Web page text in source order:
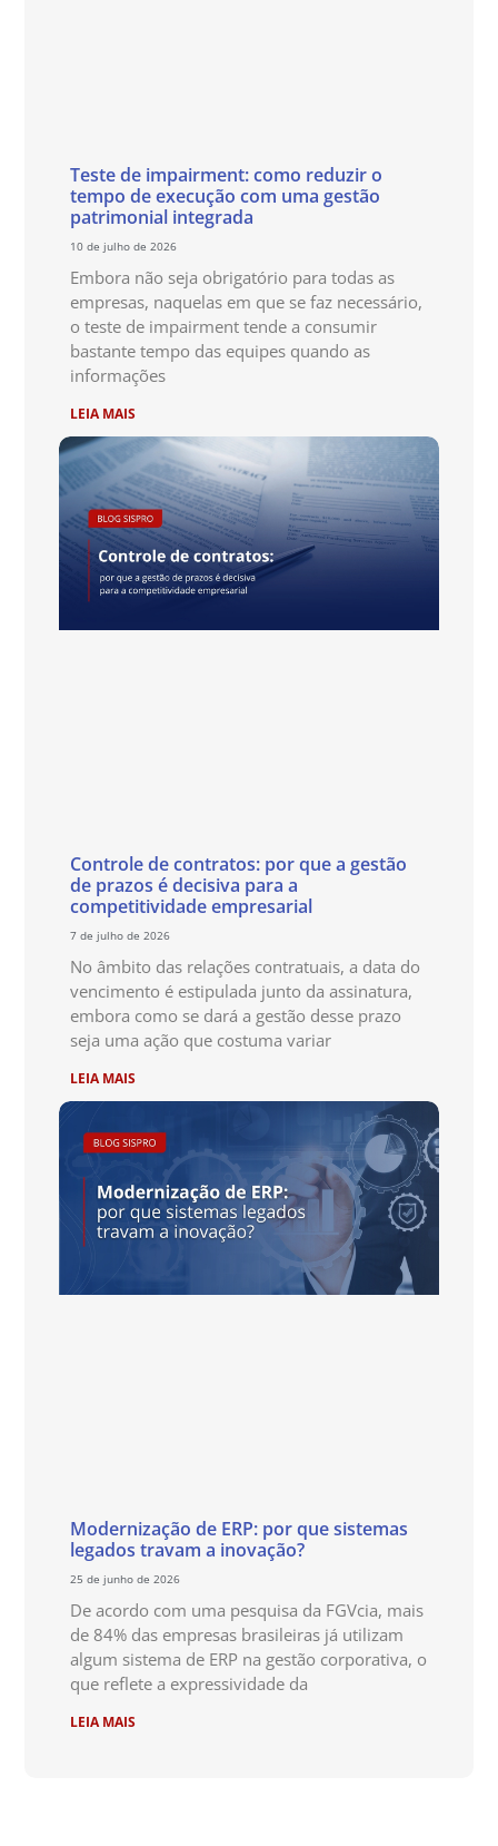
Teste de impairment: como reduzir o
tempo de execução com uma gestão
patrimonial integrada
10 de julho de 2026
Embora não seja obrigatório para todas as
empresas, naquelas em que se faz necessário,
o teste de impairment tende a consumir
bastante tempo das equipes quando as
informações
LEIA MAIS
Controle de contratos: por que a gestão
de prazos é decisiva para a
competitividade empresarial
7 de julho de 2026
No âmbito das relações contratuais, a data do
vencimento é estipulada junto da assinatura,
embora como se dará a gestão desse prazo
seja uma ação que costuma variar
LEIA MAIS
Modernização de ERP: por que sistemas
legados travam a inovação?
25 de junho de 2026
De acordo com uma pesquisa da FGVcia, mais
de 84% das empresas brasileiras já utilizam
algum sistema de ERP na gestão corporativa, o
que reflete a expressividade da
LEIA MAIS